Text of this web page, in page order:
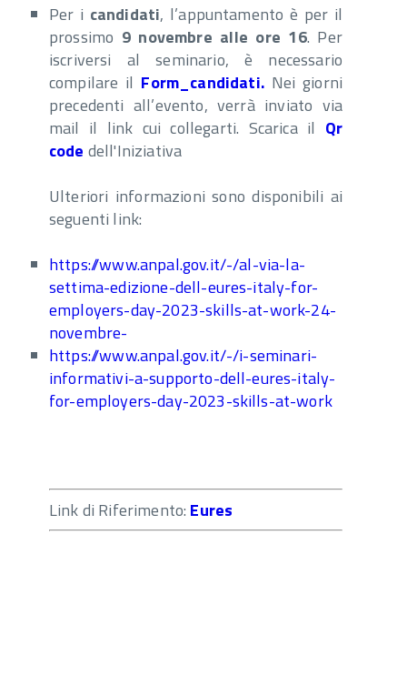
Per i candidati, l’appuntamento è per il
prossimo 9 novembre alle ore 16. Per
iscriversi al seminario, è necessario
compilare il Form_candidati.Nei giorni
precedenti all’evento, verrà inviato via
mail il link cui collegarti. Scarica il Qr
code dell'Iniziativa
Ulteriori informazioni sono disponibili ai
seguenti link:
https://www.anpal.gov.it/-/al-via-la-
settima-edizione-dell-eures-italy-for-
employers-day-2023-skills-at-work-24-
novembre-
https://www.anpal.gov.it/-/i-seminari-
informativi-a-supporto-dell-eures-italy-
for-employers-day-2023-skills-at-work
Link di Riferimento: Eures